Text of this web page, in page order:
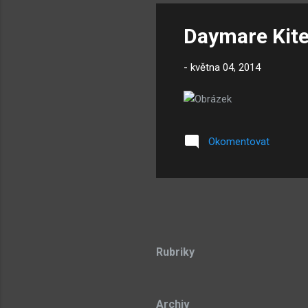
Daymare
- května 04, 2014
Okomentovat
Rubriky
Archiv